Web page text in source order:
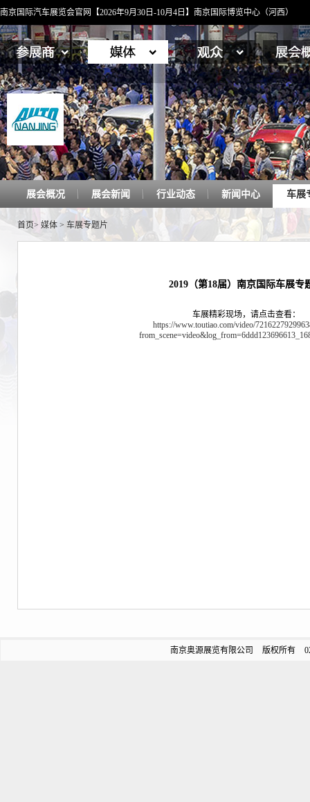
南京国际汽车展览会官网【2026年9月30日-10月4日】南京国际博览中心（河西）
展会概况 展会新闻 行业动态 新闻中心 车展
首页> 媒体 > 车展专题片
2019（第18届）南京国际车展专
车展精彩现场，请点击查看：
https://www.toutiao.com/video/
南京奥源展览有限公司 版权所有